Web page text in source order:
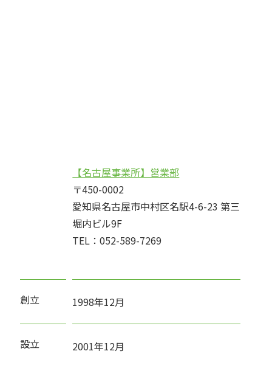
【名古屋事業所】営業部
〒450-0002
愛知県名古屋市中村区名駅4-6-23 第三
堀内ビル9F
TEL：052-589-7269
創立 1998年12月
設立 2001年12月